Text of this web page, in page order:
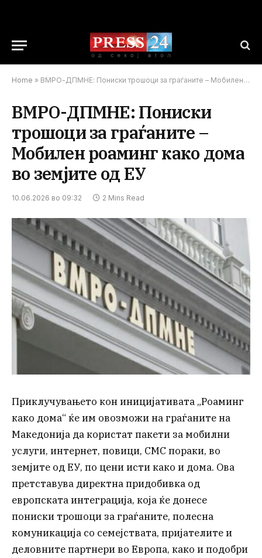
Home » ВМРО-ДПМНЕ: Пониски трошоци за граѓаните – Мобилен роаминг како дома во земјите од ЕУ
ВМРО-ДПМНЕ: Пониски
трошоци за граѓаните –
Мобилен роаминг како дома
во земјите од ЕУ
10.06.2026 во 09:32 2 Mins Read
Приклучувањето кон иницијативата „Роаминг
како дома“ ќе им овозможи на граѓаните на
Македонија да користат пакети за мобилни
услуги, интернет, повици, СМС пораки, во
земјите од ЕУ, по цени исти како и дома. Ова
претставува директна придобивка од
европската интеграција, која ќе донесе
пониски трошоци за граѓаните, полесна
комуникација со семејствата, пријателите и
деловните партнери во Европа, како и подобри